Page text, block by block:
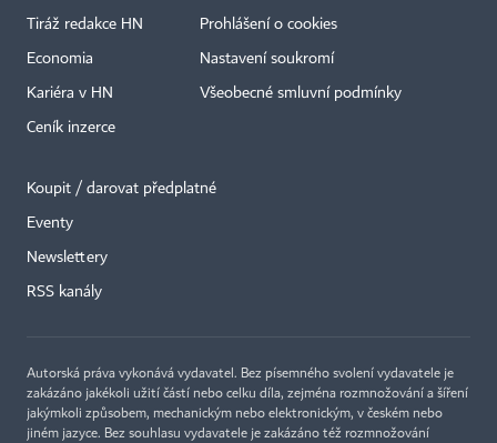
Tiráž redakce HN
Economia
Kariéra v HN
Ceník inzerce
Prohlášení o cookies
Nastavení soukromí
Všeobecné smluvní podmínky
Koupit / darovat předplatné
Eventy
Newslettery
RSS kanály
Autorská práva vykonává vydavatel. Bez písemného svolení vydavatele je
zakázáno jakékoli užití částí nebo celku díla, zejména rozmnožování a šíření
jakýmkoli způsobem, mechanickým nebo elektronickým, v českém nebo
jiném jazyce. Bez souhlasu vydavatele je zakázáno též rozmnožování